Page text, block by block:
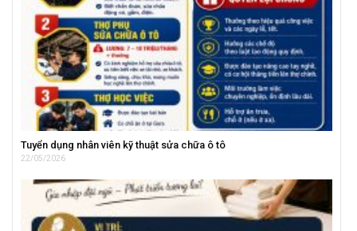
Tuyển dụng nhân viên kỹ thuật sửa chữa ô tô
22/05/2026